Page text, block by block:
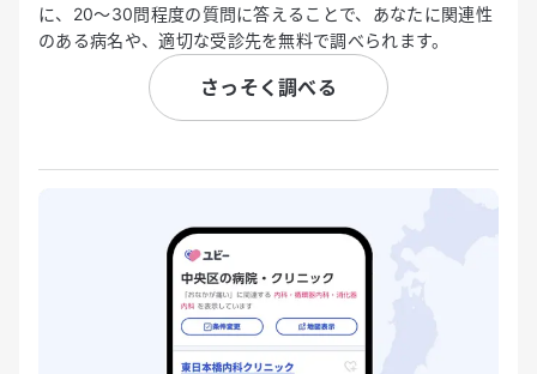
に、20〜30問程度の質問に答えることで、あなたに関連性
のある病名や、適切な受診先を無料で調べられます。
さっそく調べる